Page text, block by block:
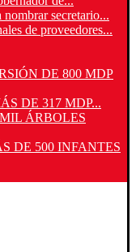
secretario...
de proveedores...
DE 800 MDP
DE 317 MDP...
ÁRBOLES
DE 500 INFANTES